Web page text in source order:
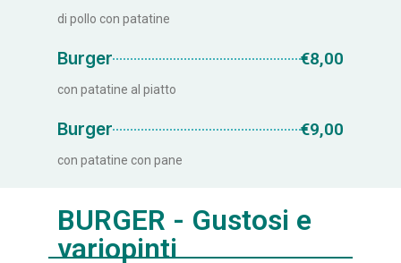
di pollo con patatine
Burger €8,00
con patatine al piatto
Burger €9,00
con patatine con pane
BURGER - Gustosi e
variopinti